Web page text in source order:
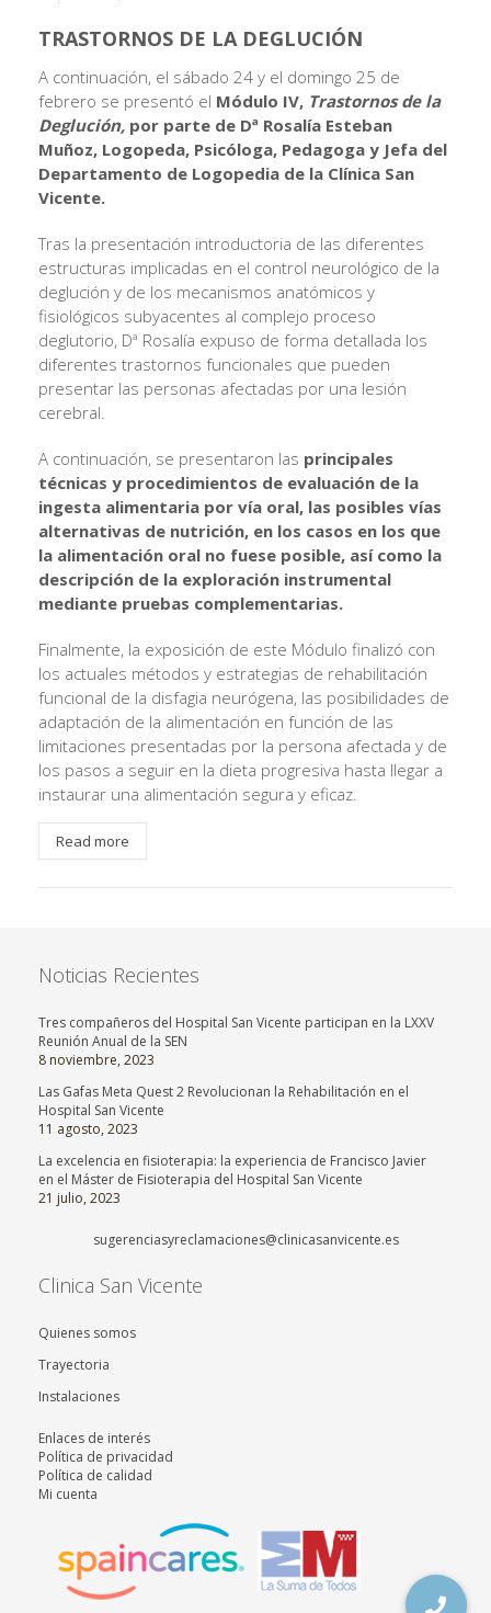
TRASTORNOS DE LA DEGLUCIÓN
A continuación, el sábado 24 y el domingo 25 de
febrero se presentó el Módulo IV, Trastornos de la
Deglución, por parte de Dª Rosalía Esteban
Muñoz, Logopeda, Psicóloga, Pedagoga y Jefa del
Departamento de Logopedia de la Clínica San
Vicente.
Tras la presentación introductoria de las diferentes
estructuras implicadas en el control neurológico de la
deglución y de los mecanismos anatómicos y
fisiológicos subyacentes al complejo proceso
deglutorio, Dª Rosalía expuso de forma detallada los
diferentes trastornos funcionales que pueden
presentar las personas afectadas por una lesión
cerebral.
A continuación, se presentaron las principales
técnicas y procedimientos de evaluación de la
ingesta alimentaria por vía oral, las posibles vías
alternativas de nutrición, en los casos en los que
la alimentación oral no fuese posible, así como la
descripción de la exploración instrumental
mediante pruebas complementarias.
Finalmente, la exposición de este Módulo finalizó con
los actuales métodos y estrategias de rehabilitación
funcional de la disfagia neurógena, las posibilidades de
adaptación de la alimentación en función de las
limitaciones presentadas por la persona afectada y de
los pasos a seguir en la dieta progresiva hasta llegar a
instaurar una alimentación segura y eficaz.
Read more
Noticias Recientes
Tres compañeros del Hospital San Vicente participan en la LXXV
Reunión Anual de la SEN
8 noviembre, 2023
Las Gafas Meta Quest 2 Revolucionan la Rehabilitación en el
Hospital San Vicente
11 agosto, 2023
La excelencia en fisioterapia: la experiencia de Francisco Javier
en el Máster de Fisioterapia del Hospital San Vicente
21 julio, 2023
sugerenciasyreclamaciones@clinicasanvicente.es
Clinica San Vicente
Quienes somos
Trayectoria
Instalaciones
Enlaces de interés
Política de privacidad
Política de calidad
Mi cuenta